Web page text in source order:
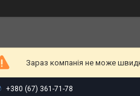
Зараз компанія не може
+380 (67) 361-71-78